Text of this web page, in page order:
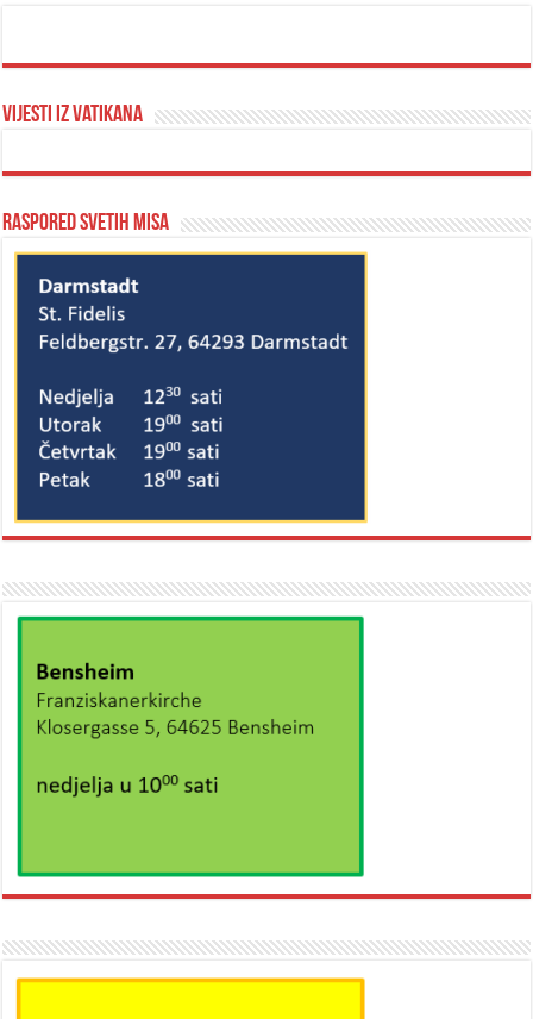
Vijesti iz Vatikana
Raspored svetih misa